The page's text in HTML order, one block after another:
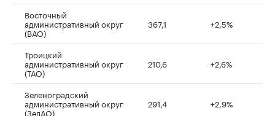
Восточный
административный округ
(ВАО)
367,1 +2,5%
Троицкий
административный округ
(ТАО)
210,6 +2,6%
Зеленоградский
административный округ
(ЗелАО)
291,4 +2,9%